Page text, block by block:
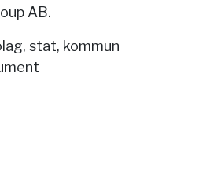
AB.
stat, kommun